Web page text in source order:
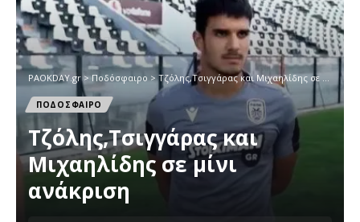
PAOKDAY.gr>Ποδόσφαιρο >Τζόλης,Τσιγγάρας και Μιχαηλίδης σε μίνι ανάκριση
ΠΟΔΟΣΦΑΙΡΟ
Τζόλης,Τσιγγάρας και
Μιχαηλίδης σε μίνι
ανάκριση